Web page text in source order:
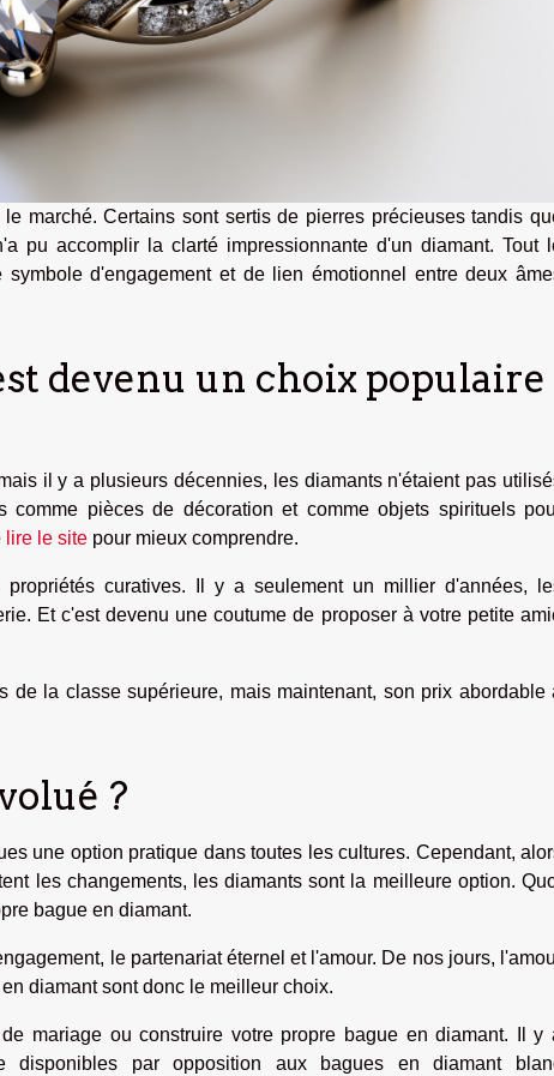
marché. Certains sont sertis de pierres précieuses tandis
pu accomplir la clarté impressionnante d'un diamant. Tout
d'engagement et de lien émotionnel entre deux
devenu un choix populaire
il y a plusieurs décennies, les diamants n'étaient pas
comme pièces de décoration et comme objets spirituels
lire le site pour mieux comprendre.
curatives. Il y a seulement un millier d'années,
Et c'est devenu une coutume de proposer à votre petite
de la classe supérieure, mais maintenant, son prix abordable
?
une option pratique dans toutes les cultures. Cependant,
les changements, les diamants sont la meilleure option.
bague en diamant.
le partenariat éternel et l'amour. De nos jours,
diamant sont donc le meilleur choix.
mariage ou construire votre propre bague en diamant. Il y
disponibles par opposition aux bagues en diamant